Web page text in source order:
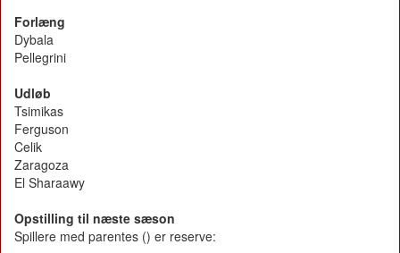
Forlæng
Dybala
Pellegrini
Udløb
Tsimikas
Ferguson
Celik
Zaragoza
El Sharaawy
Opstilling til næste sæson
Spillere med parentes () er reserve: